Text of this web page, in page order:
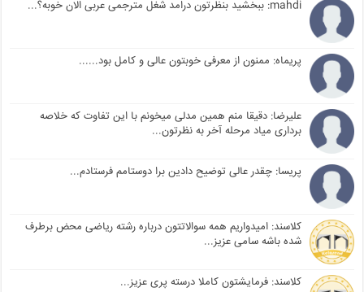
mahdi: ببخشید بنظرتون درامد شغل مترجمی عربی الان خوبه؟...
پریماه: ممنون از معرفی خوبتون عالی و کامل بود......
علیرضا: دقیقا منم همین مدلی میخونم با این تفاوت که خلاصه
برداری میاد مرحله آخر به نظرتون...
پریسا: چقدر عالی توضیح دادین برا دوستامم فرستادم...
کلاسند: امیدواریم همه سوالاتتون درباره رشته ریاضی محض برطرف
شده باشه سامی عزیز...
کلاسند: فرمایشتون کاملا درسته پری عزیز...